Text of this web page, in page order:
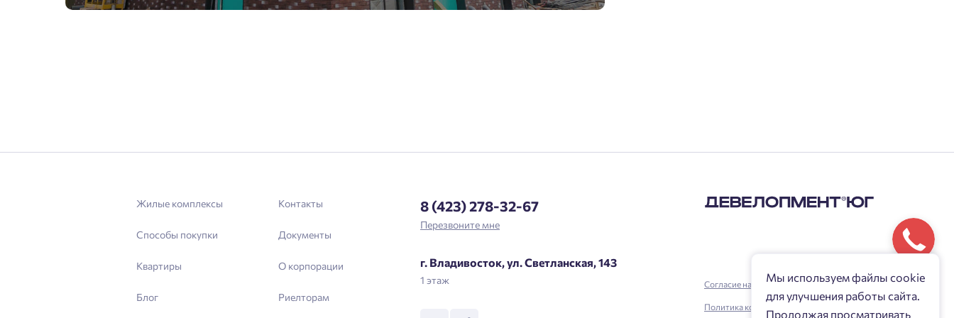
Жилые комплексы
Способы покупки
Квартиры
Блог
Контакты
Документы
О корпорации
Риелторам
8 (423) 278-32-67
Перезвоните мне
г. Владивосток, ул. Светланская, 143
1 этаж Согласие на обработку персональных данных
Политика конфиденциальности
Мы используем файлы cookie
для улучшения работы сайта.
Продолжая просматривать